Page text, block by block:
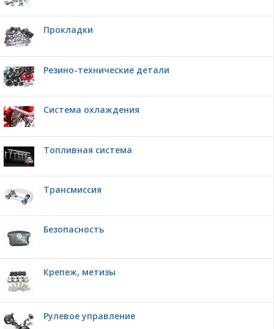
Прокладки
Резино-технические детали
Система охлаждения
Топливная система
Трансмиссия
Безопасность
Крепеж, метизы
Рулевое управление